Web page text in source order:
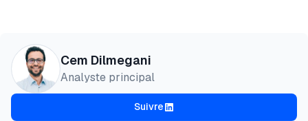
Cem Dilmegani
Analyste principal
Suivre